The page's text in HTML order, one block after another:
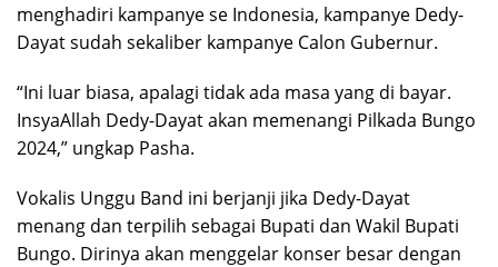
menghadiri kampanye se Indonesia, kampanye Dedy-
Dayat sudah sekaliber kampanye Calon Gubernur.
“Ini luar biasa, apalagi tidak ada masa yang di bayar.
InsyaAllah Dedy-Dayat akan memenangi Pilkada Bungo
2024,” ungkap Pasha.
Vokalis Unggu Band ini berjanji jika Dedy-Dayat
menang dan terpilih sebagai Bupati dan Wakil Bupati
Bungo. Dirinya akan menggelar konser besar dengan